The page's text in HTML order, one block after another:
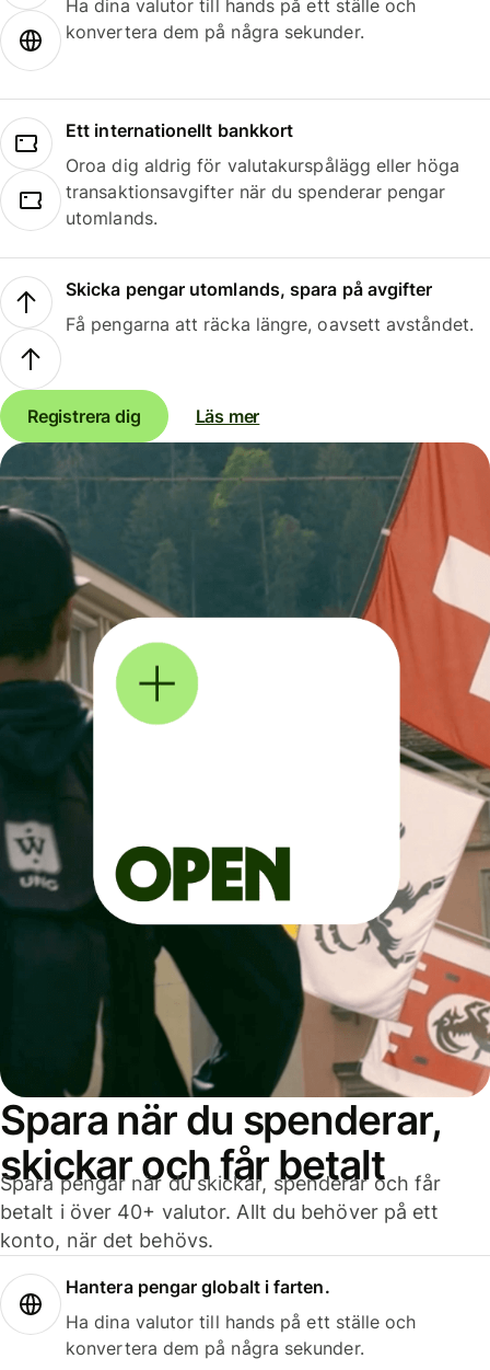
Ha dina valutor till hands på ett ställe och
konvertera dem på några sekunder.
Ett internationellt bankkort
Oroa dig aldrig för valutakurspålägg eller höga
transaktionsavgifter när du spenderar pengar
utomlands.
Skicka pengar utomlands, spara på avgifter
Få pengarna att räcka längre, oavsett avståndet.
Registrera dig Läs mer
Spara när du spenderar,
skickar och får betalt
Spara pengar när du skickar, spenderar och får
betalt i över 40+ valutor. Allt du behöver på ett
konto, när det behövs.
Hantera pengar globalt i farten.
Ha dina valutor till hands på ett ställe och
konvertera dem på några sekunder.